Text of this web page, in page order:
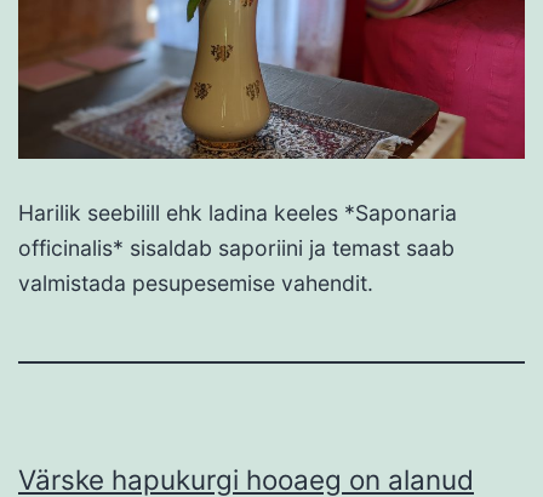
Harilik seebilill ehk ladina keeles *Saponaria
officinalis* sisaldab saporiini ja temast saab
valmistada pesupesemise vahendit.
Värske hapukurgi hooaeg on alanud